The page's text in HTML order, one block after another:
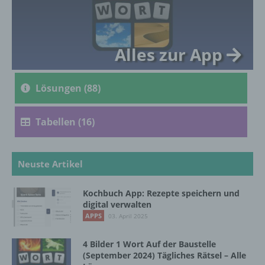
Alles zur App
Lösungen (88)
Tabellen (16)
Neuste Artikel
Kochbuch App: Rezepte speichern und
digital verwalten
APPS 03. April 2025
4 Bilder 1 Wort Auf der Baustelle
(September 2024) Tägliches Rätsel – Alle
genetischen, psychischen, wirtschaftlichen,
kulturellen oder sozialen Identität dieser
natürlichen Person sind, identifiziert werden
Betroffene Person ist jede identifizierte oder
identifizierbare natürliche Person, deren
personenbezogene Daten von dem für die
werden.
c) Verarbeitung
Verarbeitung ist jeder mit oder ohne Hilfe
Vorgang oder jede solche Vorgangsreihe im
Zusammenhang mit personenbezogenen